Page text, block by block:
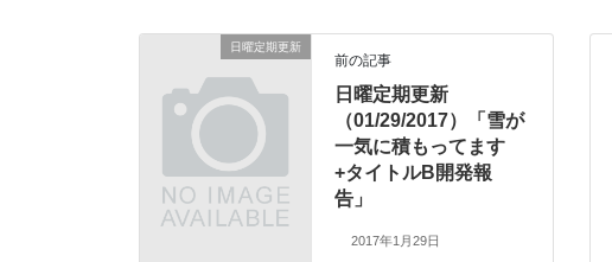
日曜定期更新
前の記事
日曜定期更新
（01/29/2017）「雪が
一気に積もってます
+タイトルB開発報
告」
2017年1月29日